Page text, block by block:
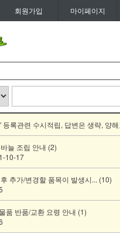
회원가입 마이페이지
등록관련 수시적립, 답변은 생략, 양
늘 조립 안내 (2)
10-17
추가/변경할 품목이 발생시... (10)
품 반품/교환 요령 안내 (1)